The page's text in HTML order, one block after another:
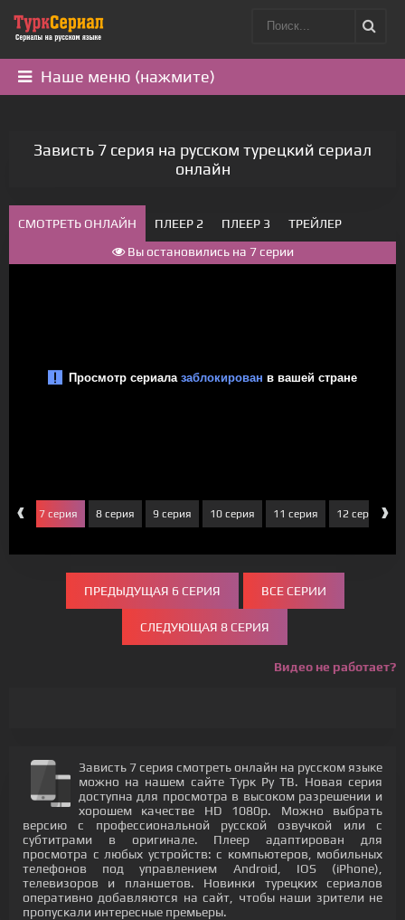
Наше меню (нажмите)
Зависть 7 серия на русском турецкий сериал
онлайн
СМОТРЕТЬ ОНЛАЙН ПЛЕЕР 2 ПЛЕЕР 3
ТРЕЙЛЕР
Вы остановились на 7 серии
‹ 7 серия 8 серия 9 серия 10 серия 11 серия 12 серия ›
ПРЕДЫДУЩАЯ 6 СЕРИЯ ВСЕ СЕРИИ
СЛЕДУЮЩАЯ 8 СЕРИЯ
Видео не работает?
Зависть 7 серия смотреть онлайн на русском языке
можно на нашем сайте Турк Ру ТВ. Новая серия
доступна для просмотра в высоком разрешении и
хорошем качестве HD 1080p. Можно выбрать
версию с профессиональной русской озвучкой или с
субтитрами в оригинале. Плеер адаптирован для
просмотра с любых устройств: с компьютеров, мобильных
телефонов под управлением Android, IOS (iPhone),
телевизоров и планшетов. Новинки турецких сериалов
оперативно добавляются на сайт, чтобы наши зрители не
пропускали интересные премьеры.